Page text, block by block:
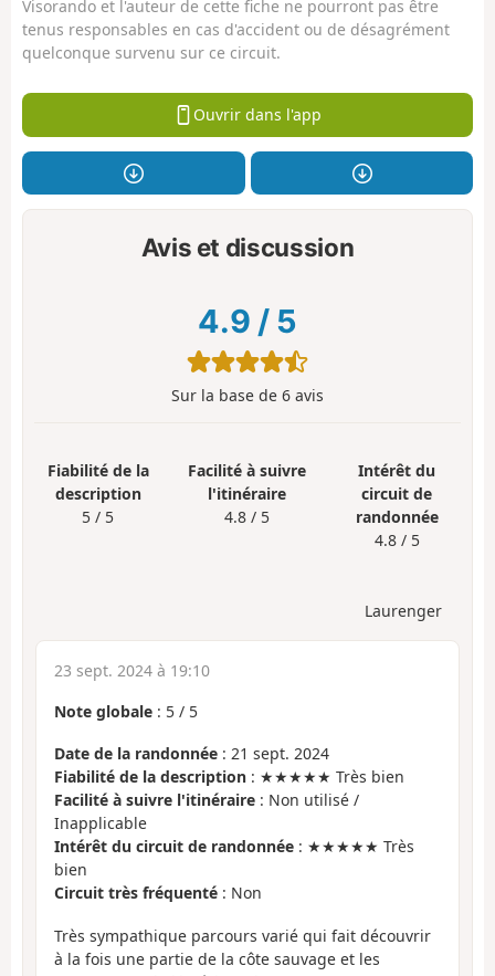
Visorando et l'auteur de cette fiche ne pourront pas être
tenus responsables en cas d'accident ou de désagrément
quelconque survenu sur ce circuit.
Ouvrir dans l'app
Avis et discussion
4.9 / 5
Sur la base de 6 avis
Fiabilité de la
description
5 / 5
Facilité à suivre
l'itinéraire
4.8 / 5
Intérêt du
circuit de
randonnée
4.8 / 5
Laurenger
23 sept. 2024 à 19:10
Note globale : 5 / 5
Date de la randonnée : 21 sept. 2024
Fiabilité de la description : ★★★★★ Très bien
Facilité à suivre l'itinéraire : Non utilisé /
Inapplicable
Intérêt du circuit de randonnée : ★★★★★ Très
bien
Circuit très fréquenté : Non
Très sympathique parcours varié qui fait découvrir
à la fois une partie de la côte sauvage et les